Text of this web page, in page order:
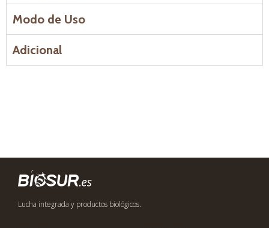
Modo de Uso
Adicional
Lucha integrada y productos biológicos.